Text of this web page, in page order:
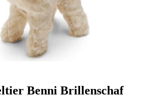
Benni Brillenschaf